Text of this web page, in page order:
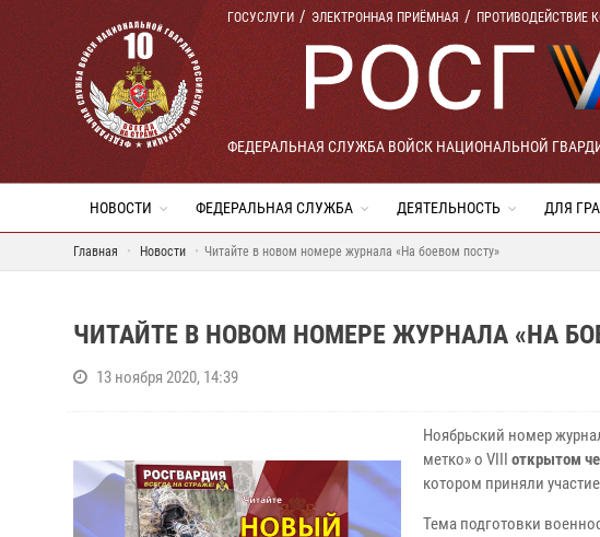
ГОСУСЛУГИ ЭЛЕКТРОННАЯ ПРИЁМНАЯ ПРОТИВОДЕЙСТВИЕ
ФЕДЕРАЛЬНАЯ СЛУЖБА ВОЙСК НАЦИОНАЛЬНОЙ
НОВОСТИ ФЕДЕРАЛЬНАЯ СЛУЖБА ДЕЯТЕЛЬНОСТЬ ДЛЯ
Главная Новости Читайте в новом номере журнала «На боевом посту»
ЧИТАЙТЕ В НОВОМ НОМЕРЕ ЖУРНАЛА «НА
13 ноября 2020, 14:39
Ноябрьский номер
метко» о VIII открытом
котором приняли
Тема подготовки